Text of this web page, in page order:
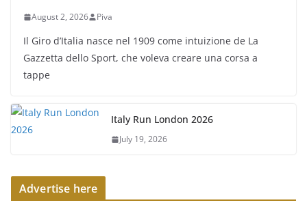
August 2, 2026 Piva
Il Giro d’Italia nasce nel 1909 come intuizione de La
Gazzetta dello Sport, che voleva creare una corsa a
tappe
Italy Run London 2026
July 19, 2026
Advertise here